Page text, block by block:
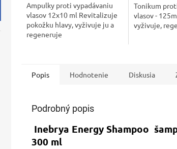
Ampulky proti vypadávaniu
vlasov 12x10 ml Revitalizuje
pokožku hlavy, vyživuje ju a
regeneruje
Tonikum
vlasov -
vyživuje,
Popis Hodnotenie Diskusia
Podrobný popis
Inebrya Energy Shampoo
300 ml